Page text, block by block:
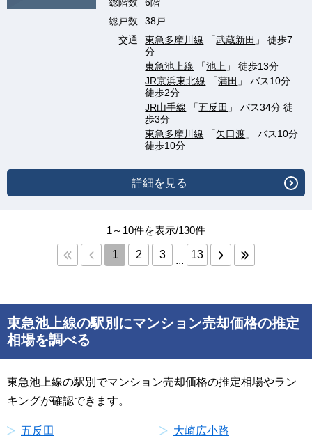
総戸数
38戸
交通
東急多摩川線 「武蔵新田 」 徒歩7
分
東急池上線 「池上 」 徒歩13分
JR京浜東北線 「蒲田 」 バス10分
徒歩2分
JR山手線 「五反田 」 バス34分 徒
歩3分
東急多摩川線 「矢口渡 」 バス10分
徒歩10分
詳細を見る
1～10件を表示/130件
1 2 3 ... 13
東急池上線の駅別にマンション売却価格の推定
相場を調べる
東急池上線の駅別でマンション売却価格の推定相場やラン
キングが確認できます。
五反田 大崎広小路